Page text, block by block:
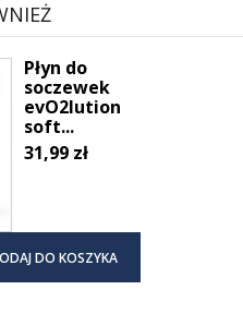
Płyn do
soczewek
evO2lution
soft...
31,99 zł
DO KOSZYKA